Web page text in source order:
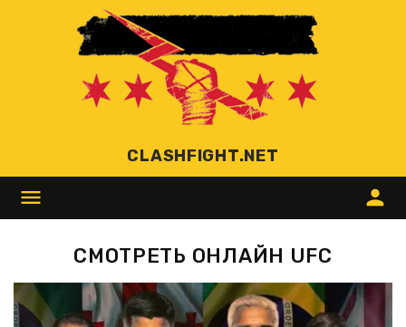
CLASHFIGHT.NET
menu person
СМОТРЕТЬ ОНЛАЙН UFC